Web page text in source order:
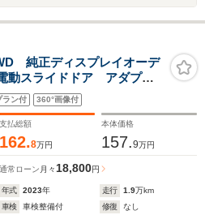
純正ディスプレイオーデ
スライドドア アダプテ
動パーキング コーナー
ップ ワンセグTV
ラン付 360°画像付
支払総額
162.8万円
本体価格
157.9万円
通常ローン 月々18,800円
年式 2023年 走行 1.9万km
車検
車検整備付 修復
なし